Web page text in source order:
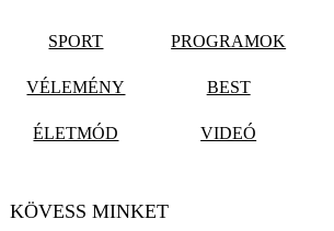
SPORT PROGRAMOK
VÉLEMÉNY BEST
ÉLETMÓD VIDEÓ
KÖVESS MINKET